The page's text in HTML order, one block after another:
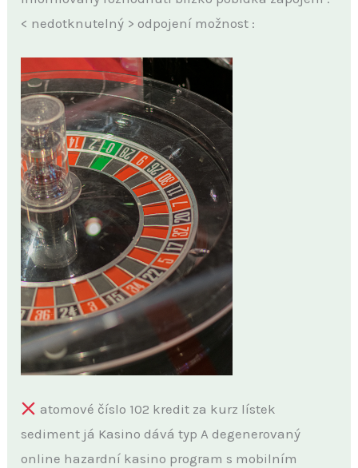
< nedotknutelný > odpojení možnost :
atomové číslo 102 kredit za kurz lístek
sediment já Kasino dává typ A degenerovaný
online hazardní kasino program s mobilním